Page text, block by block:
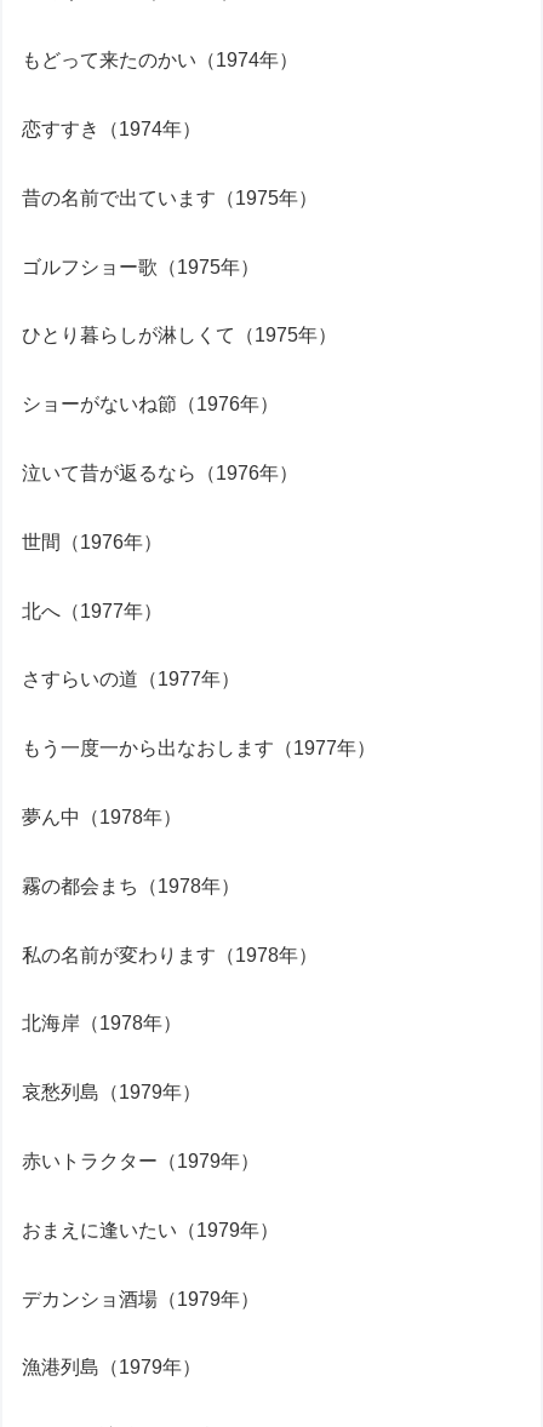
もどって来たのかい（1974年）
恋すすき（1974年）
昔の名前で出ています（1975年）
ゴルフショー歌（1975年）
ひとり暮らしが淋しくて（1975年）
ショーがないね節（1976年）
泣いて昔が返るなら（1976年）
世間（1976年）
北へ（1977年）
さすらいの道（1977年）
もう一度一から出なおします（1977年）
夢ん中（1978年）
霧の都会まち（1978年）
私の名前が変わります（1978年）
北海岸（1978年）
哀愁列島（1979年）
赤いトラクター（1979年）
おまえに逢いたい（1979年）
デカンショ酒場（1979年）
漁港列島（1979年）